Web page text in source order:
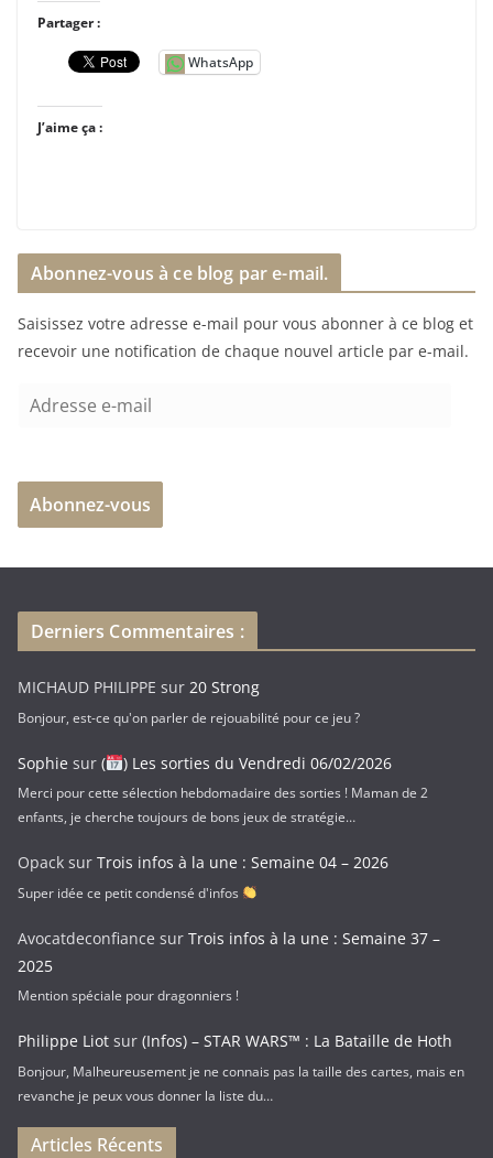
Partager :
WhatsApp
J’aime ça :
Abonnez-vous à ce blog par e-mail.
Saisissez votre adresse e-mail pour vous abonner à ce blog et
recevoir une notification de chaque nouvel article par e-mail.
e
s
-
i
l
Abonnez-vous
Derniers Commentaires :
MICHAUD PHILIPPE sur 20 Strong
Bonjour, est-ce qu'on parler de rejouabilité pour ce jeu ?
Sophie sur ( ) Les sorties du Vendredi 06/02/2026
Merci pour cette sélection hebdomadaire des sorties ! Maman de 2
enfants, je cherche toujours de bons jeux de stratégie…
Opack sur Trois infos à la une : Semaine 04 – 2026
Super idée ce petit condensé d'infos
Avocatdeconfiance sur Trois infos à la une : Semaine 37 –
2025
Mention spéciale pour dragonniers !
Philippe Liot sur (Infos) – STAR WARS™ : La Bataille de Hoth
Bonjour, Malheureusement je ne connais pas la taille des cartes, mais en
revanche je peux vous donner la liste du…
Articles Récents